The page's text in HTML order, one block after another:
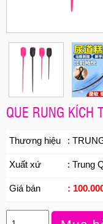
QUE RUNG KÍCH
Thương hiệu :
Xuất xứ : Trung
Giá bán :